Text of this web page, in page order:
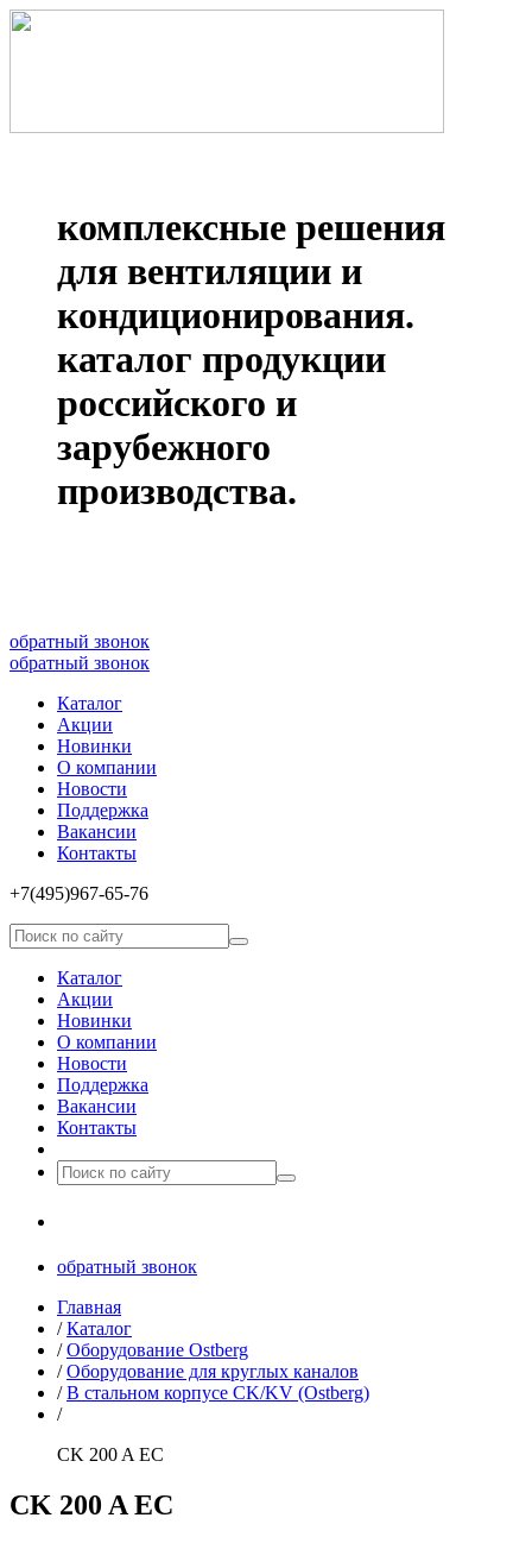
комплексные решения
для вентиляции и
кондиционирования.
каталог продукции
российского и
зарубежного
производства.
обратный звонок
обратный звонок
Каталог
Акции
Новинки
О компании
Новости
Поддержка
Вакансии
Контакты
+7(495)967­-65­-76
Каталог
Акции
Новинки
О компании
Новости
Поддержка
Вакансии
Контакты
обратный звонок
Главная
/Каталог
/Оборудование Ostberg
/Оборудование для круглых каналов
/В стальном корпусе CK/KV (Ostberg)
/
CK 200 A EC
CK 200 A EC